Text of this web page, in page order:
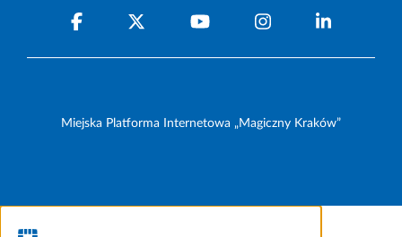
Miejska Platforma Internetowa „Magiczny Kraków”